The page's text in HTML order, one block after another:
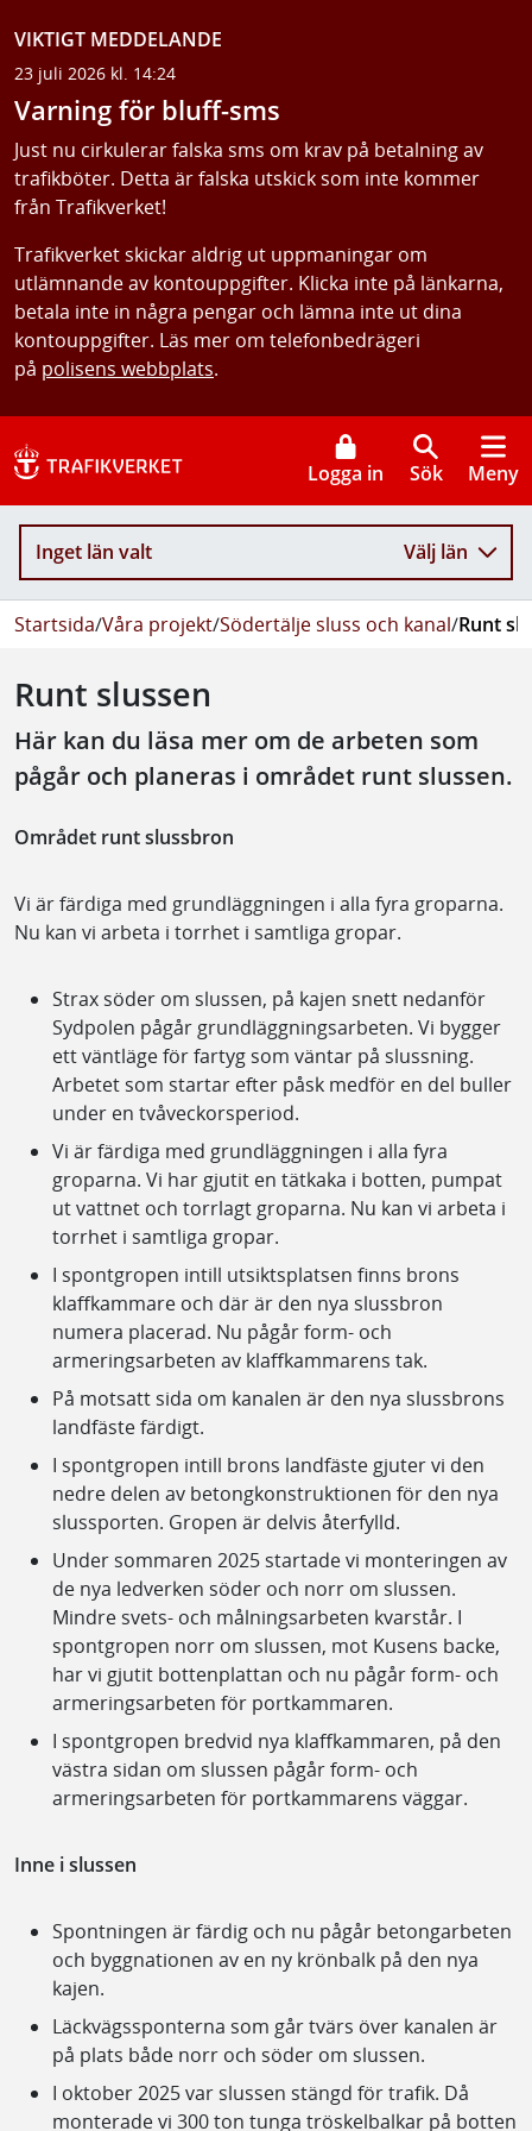
VIKTIGT MEDDELANDE
23 juli 2026 kl. 14:24
Varning för bluff-sms
Just nu cirkulerar falska sms om krav på betalning av
trafikböter. Detta är falska utskick som inte kommer
från Trafikverket!
Trafikverket skickar aldrig ut uppmaningar om
utlämnande av kontouppgifter. Klicka inte på länkarna,
betala inte in några pengar och lämna inte ut dina
kontouppgifter. Läs mer om telefonbedrägeri
på polisens webbplats.
Logga in Sök Meny
Inget län valt Välj län
Startsida/Våra projekt/Södertälje sluss och kanal/Runt
Runt slussen
Här kan du läsa mer om de arbeten som
pågår och planeras i området runt slussen.
Området runt slussbron
Vi är färdiga med grundläggningen i alla fyra groparna.
Nu kan vi arbeta i torrhet i samtliga gropar.
Strax söder om slussen, på kajen snett nedanför
Sydpolen pågår grundläggningsarbeten. Vi bygger
ett väntläge för fartyg som väntar på slussning.
Arbetet som startar efter påsk medför en del buller
under en tvåveckorsperiod.
Vi är färdiga med grundläggningen i alla fyra
groparna. Vi har gjutit en tätkaka i botten, pumpat
ut vattnet och torrlagt groparna. Nu kan vi arbeta i
torrhet i samtliga gropar.
I spontgropen intill utsiktsplatsen finns brons
klaffkammare och där är den nya slussbron
numera placerad. Nu pågår form- och
armeringsarbeten av klaffkammarens tak.
På motsatt sida om kanalen är den nya slussbrons
landfäste färdigt.
I spontgropen intill brons landfäste gjuter vi den
nedre delen av betongkonstruktionen för den nya
slussporten. Gropen är delvis återfylld.
Under sommaren 2025 startade vi monteringen av
de nya ledverken söder och norr om slussen.
Mindre svets- och målningsarbeten kvarstår. I
spontgropen norr om slussen, mot Kusens backe,
har vi gjutit bottenplattan och nu pågår form- och
armeringsarbeten för portkammaren.
I spontgropen bredvid nya klaffkammaren, på den
västra sidan om slussen pågår form- och
armeringsarbeten för portkammarens väggar.
Inne i slussen
Spontningen är färdig och nu pågår betongarbeten
och byggnationen av en ny krönbalk på den nya
kajen.
Läckvägssponterna som går tvärs över kanalen är
på plats både norr och söder om slussen.
I oktober 2025 var slussen stängd för trafik. Då
monterade vi 300 ton tunga tröskelbalkar på botten